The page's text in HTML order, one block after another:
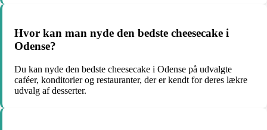
Hvor kan man nyde den bedste cheesecake i
Odense?
Du kan nyde den bedste cheesecake i Odense på udvalgte
caféer, konditorier og restauranter, der er kendt for deres lækre
udvalg af desserter.